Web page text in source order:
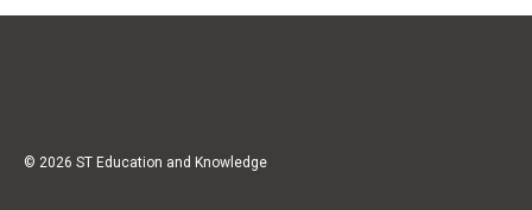
© 2026 ST Education and Knowledge